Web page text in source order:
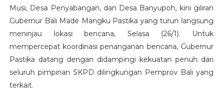
Musi, Desa Penyabangan, dan Desa Banyupoh, kini giliran
Gubernur Bali Made Mangku Pastika yang turun langsung
meninjau lokasi bencana, Selasa (26/1). Untuk
mempercepat koordinasi penanganan bencana, Gubernur
Pastika datang dengan didampingi kekuatan penuh dari
seluruh pimpinan SKPD dilingkungan Pemprov Bali yang
terkait.